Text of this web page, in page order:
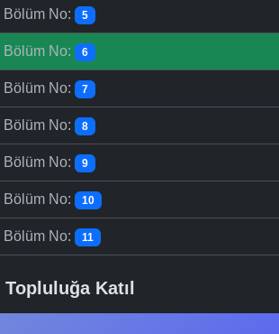
Bölüm No: 5
Bölüm No: 6
Bölüm No: 7
Bölüm No: 8
Bölüm No: 9
Bölüm No: 10
Bölüm No: 11
Topluluğa Katıl